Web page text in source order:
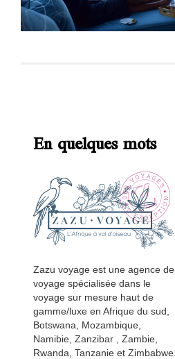
En quelques mots
Zazu voyage est une agence de
voyage spécialisée dans le
voyage sur mesure haut de
gamme/luxe en Afrique du sud,
Botswana, Mozambique,
Namibie, Zanzibar , Zambie,
Rwanda, Tanzanie et Zimbabwe.